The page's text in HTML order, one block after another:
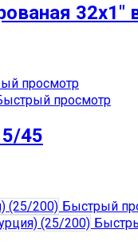
просмотр
просмотр
45
Быстрый